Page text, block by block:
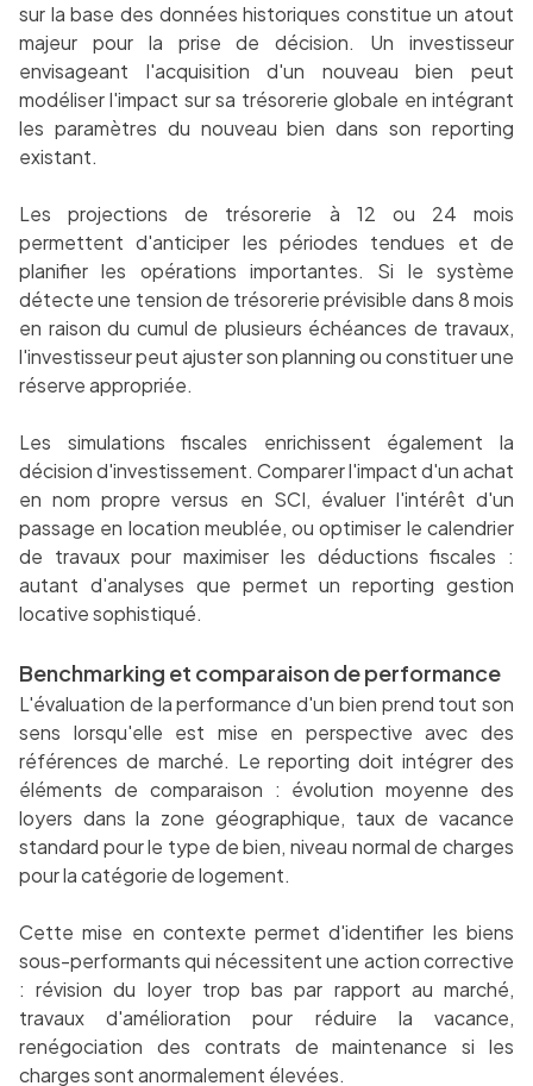
sur la base des données historiques constitue un atout
majeur pour la prise de décision. Un investisseur
envisageant l'acquisition d'un nouveau bien peut
modéliser l'impact sur sa trésorerie globale en intégrant
les paramètres du nouveau bien dans son reporting
existant.
Les projections de trésorerie à 12 ou 24 mois
permettent d'anticiper les périodes tendues et de
planifier les opérations importantes. Si le système
détecte une tension de trésorerie prévisible dans 8 mois
en raison du cumul de plusieurs échéances de travaux,
l'investisseur peut ajuster son planning ou constituer une
réserve appropriée.
Les simulations fiscales enrichissent également la
décision d'investissement. Comparer l'impact d'un achat
en nom propre versus en SCI, évaluer l'intérêt d'un
passage en location meublée, ou optimiser le calendrier
de travaux pour maximiser les déductions fiscales :
autant d'analyses que permet un reporting gestion
locative sophistiqué.
Benchmarking et comparaison de performance
L'évaluation de la performance d'un bien prend tout son
sens lorsqu'elle est mise en perspective avec des
références de marché. Le reporting doit intégrer des
éléments de comparaison : évolution moyenne des
loyers dans la zone géographique, taux de vacance
standard pour le type de bien, niveau normal de charges
pour la catégorie de logement.
Cette mise en contexte permet d'identifier les biens
sous-performants qui nécessitent une action corrective
: révision du loyer trop bas par rapport au marché,
travaux d'amélioration pour réduire la vacance,
renégociation des contrats de maintenance si les
charges sont anormalement élevées.